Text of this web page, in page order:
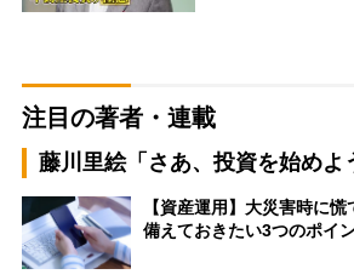
注目の著者・連載
藤川里絵「さあ、投資を始めよ
【資産運用】大災害時に
備えておきたい3つのポイ